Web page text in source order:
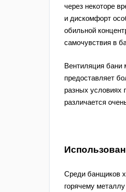
через некоторе
и дискомфорт
обильной
самочувствия в
Вентиляция бани
предоставляет
разных условиях
различается
Среди банщиков
горячему